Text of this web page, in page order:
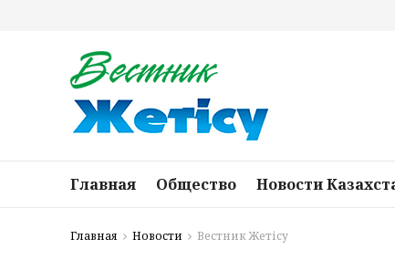
Главная Общество Новости
Главная Новости Вестник Жетісу